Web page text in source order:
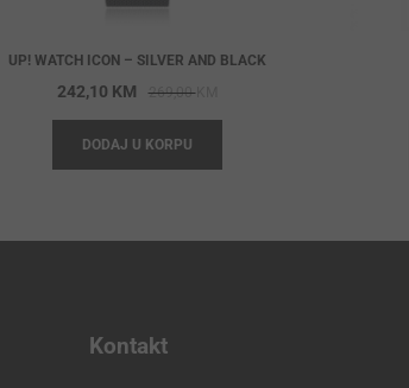
UP! WATCH ICON – SILVER AND BLACK
269,00KM
price
269,00 KM.
242,10 KM
price
242,10 KM.
DODAJ U KORPU
Kontakt